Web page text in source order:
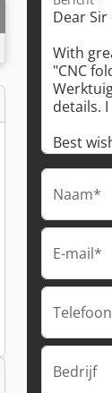
Naam*
E-mail*
Telefoon
Bedrijf